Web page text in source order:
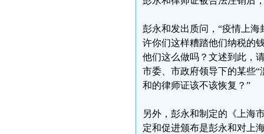
彭永和发出质问，“疫情上
许你们这样糟踏他们纳税
他们这么做吗？文述到此，
市委、市政府领导下的某些
和的律师证该不该恢复？”
另外，彭永和制定的《上海
定和促进颁布是彭永和对上